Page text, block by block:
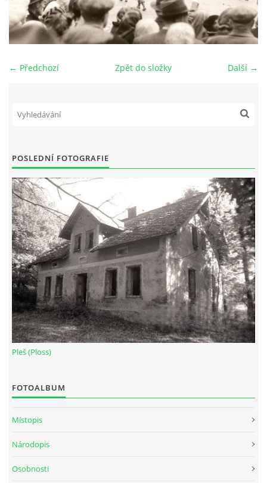
Kontakt:
info@domdej.cz
© 2026 eStránky.cz
← Předchozí Další →
Zpět do složky
POSLEDNÍ FOTOGRAFIE
Pleš (Ploss)
FOTOALBUM
Místopis
Národopis
Osobnosti